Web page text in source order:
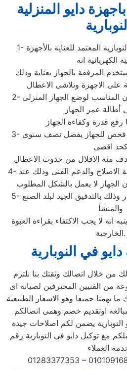
دايو المنزلية
1- يوصى مركز صيانه دايو النوبارية المعتمد للعناية بالأجهزة
الكهربائية انه
المرفقة بالجهاز بعناية وذلك
2- كذلك ضرورة اختيار المكان المناسب لوضع الجهاز المنزلى
عمر الجهاز
3- تحديد موعد مناسب لعمل فحص للجهاز يفضل نصف سنوى
اقصى
4- الاختيار الصحيح لمقدم خدمة الاصلاح والدعم الفنى وذلك عند
5- التأكد من أصلية قطع الغيار وذلك بالتدقيق الجيد لبلد الصنع
والمنشأ
انه لا يجب الاكتفاء بقراءة العبوة
الخارجية.
في النوبارية
من خلال اتصالك وثقتك بنا نلتزم
من الفنيين المحترفين لصيانة اى
يهمنا جميعا وهو الاسعار الطبيعية
اوتقديم خصم وهمى اتصالكم
يضمن لكم اصلاحات جيدة
مع توكيل دايو في النوبارية رقم
01283377353 –